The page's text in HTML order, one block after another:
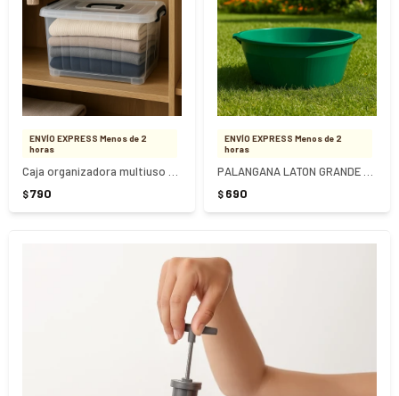
ENVÍO EXPRESS Menos de 2
horas
$790
ENVÍO EXPRESS Menos de 2
horas
$ 690